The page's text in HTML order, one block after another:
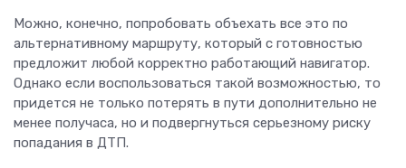
Можно, конечно, попробовать объехать все это по
альтернативному маршруту, который с готовностью
предложит любой корректно работающий навигатор.
Однако если воспользоваться такой возможностью, то
придется не только потерять в пути дополнительно не
менее получаса, но и подвергнуться серьезному риску
попадания в ДТП.